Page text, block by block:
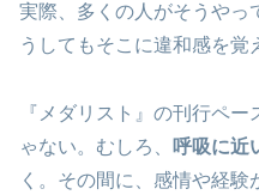
実際、多くの人がそうやっ
うしてもそこに違和感を覚
『メダリスト』の刊行ペ
ゃない。むしろ、
呼吸に近
く。その間に、感情や経験